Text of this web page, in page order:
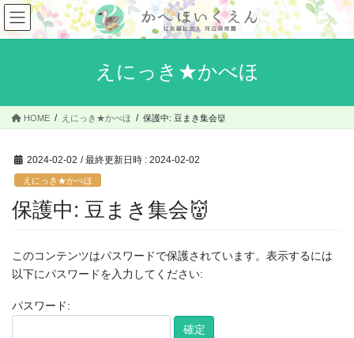
コ
ン
テ
ス
ナ
ビ
ゲ
ン
えにっき★かべほ
HOME えにっき★かべほ 保護中: 豆まき集会👹
2024-02-02 / 最終更新日時 : 2024-02-02
えにっき★かべほ
保護中: 豆まき集会👹
このコンテンツはパスワードで保護されています。表示するには
以下にパスワードを入力してください:
パスワード: